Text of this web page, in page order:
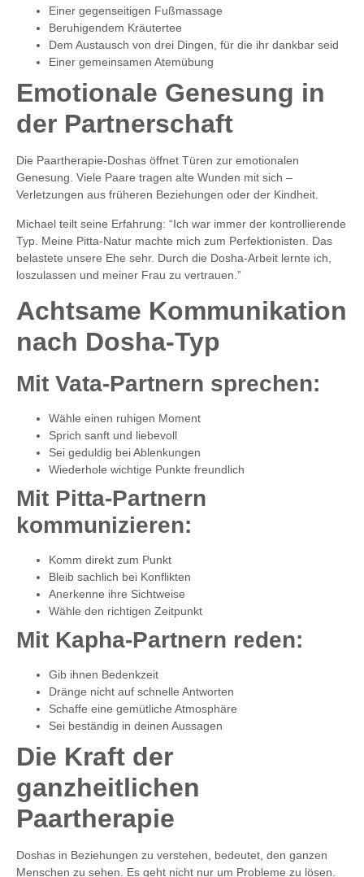
Einer gegenseitigen Fußmassage
Beruhigendem Kräutertee
Dem Austausch von drei Dingen, für die ihr dankbar seid
Einer gemeinsamen Atemübung
Emotionale Genesung in
der Partnerschaft
Die Paartherapie-Doshas öffnet Türen zur emotionalen
Genesung. Viele Paare tragen alte Wunden mit sich –
Verletzungen aus früheren Beziehungen oder der Kindheit.
Michael teilt seine Erfahrung: “Ich war immer der kontrollierende
Typ. Meine Pitta-Natur machte mich zum Perfektionisten. Das
belastete unsere Ehe sehr. Durch die Dosha-Arbeit lernte ich,
loszulassen und meiner Frau zu vertrauen.”
Achtsame Kommunikation
nach Dosha-Typ
Mit Vata-Partnern sprechen:
Wähle einen ruhigen Moment
Sprich sanft und liebevoll
Sei geduldig bei Ablenkungen
Wiederhole wichtige Punkte freundlich
Mit Pitta-Partnern
kommunizieren:
Komm direkt zum Punkt
Bleib sachlich bei Konflikten
Anerkenne ihre Sichtweise
Wähle den richtigen Zeitpunkt
Mit Kapha-Partnern reden:
Gib ihnen Bedenkzeit
Dränge nicht auf schnelle Antworten
Schaffe eine gemütliche Atmosphäre
Sei beständig in deinen Aussagen
Die Kraft der
ganzheitlichen
Paartherapie
Doshas in Beziehungen zu verstehen, bedeutet, den ganzen
Menschen zu sehen. Es geht nicht nur um Probleme zu lösen.